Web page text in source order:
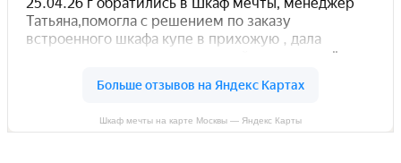
Шкаф мечты на карте Москвы — Яндекс Карты